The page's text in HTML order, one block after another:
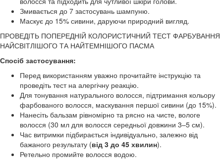
Змивається до 7 застосувань шампуню.
Маскує до 15% сивини, даруючи природний вигляд.
ПРОВЕДІТЬ ПОПЕРЕДНІЙ КОЛОРИСТИЧНИЙ ТЕСТ ФАРБУВАННЯ
НАЙСВІТЛІШОГО ТА НАЙТЕМНІШОГО ПАСМА
Спосіб застосування:
Перед використанням уважно прочитайте інструкцію та
проведіть тест на алергічну реакцію.
Для тонування натурального волосся, підтримання кольору
фарбованого волосся, маскування першої сивини (до 15%).
Нанесіть бальзам рівномірно та рясно на чисте, вологе
волосся (30 мл для волосся середньої довжини 3–5 см).
Час витримки підбирається індивідуально, залежно від
бажаного результату (від 3 до 45 хвилин).
Ретельно промийте волосся водою.